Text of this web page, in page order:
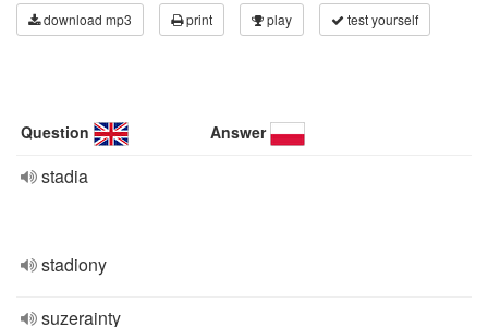
download mp3 print play test yourself
Question Answer
stadia
stadiony
suzerainty